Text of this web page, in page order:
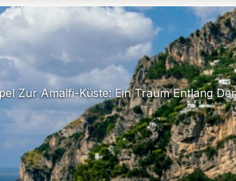
Zur Amalfi-Küste: Ein Traum Entlang